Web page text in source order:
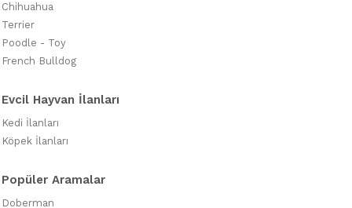
Chihuahua
Terrier
Poodle - Toy
French Bulldog
Evcil Hayvan İlanları
Kedi İlanları
Köpek İlanları
Popüler Aramalar
Doberman